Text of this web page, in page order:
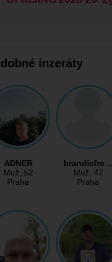
inzeráty
ADNER
Muž, 52
Praha
brandicfre…
Muž, 47
Praha